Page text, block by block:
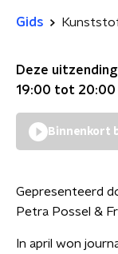
Gids
Deze
19:00 tot 20:00
Binnenkort
Gepresenteerd
Petra Possel &
In april won